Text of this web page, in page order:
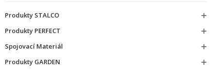
Produkty STALCO

Produkty PERFECT

Spojovací Materiál

Produkty GARDEN
